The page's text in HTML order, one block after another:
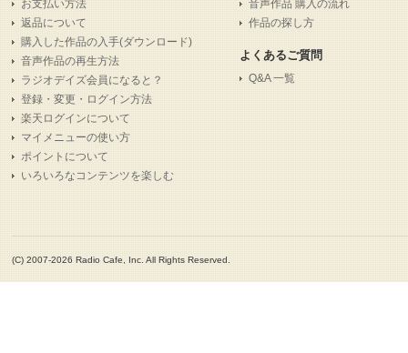
お支払い方法
返品について
購入した作品の入手(ダウンロード)
音声作品の再生方法
ラジオデイズ会員になると？
登録・変更・ログイン方法
楽天ログインについて
マイメニューの使い方
ポイントについて
いろいろなコンテンツを楽しむ
音声作品 購入の流れ
作品の探し方
よくあるご質問
Q&A 一覧
(C) 2007-2026 Radio Cafe, Inc. All Rights Reserved.